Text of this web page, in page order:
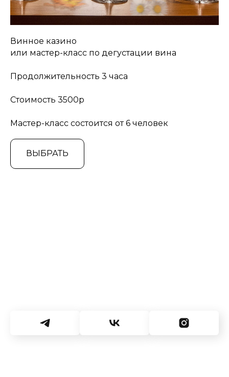
Винное казино
или мастер-класс по дегустации вина
Продолжительность 3 часа
Стоимость 3500р
Мастер-класс состоится от 6 человек
ВЫБРАТЬ